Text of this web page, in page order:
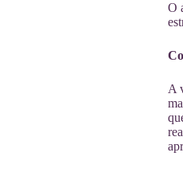
O
A